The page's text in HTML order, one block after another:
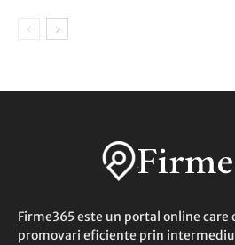
Firme365 este un portal online
promovari eficiente prin